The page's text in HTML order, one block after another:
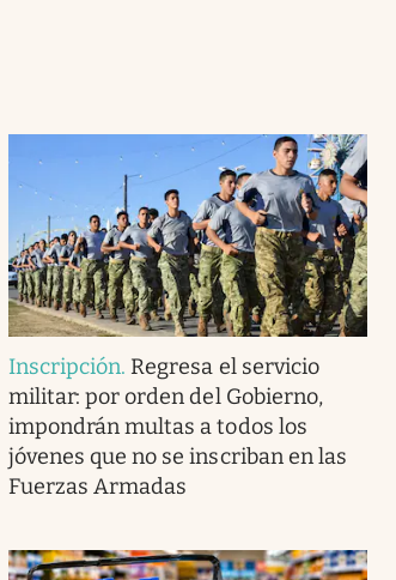
Inscripción. Regresa el servicio
militar: por orden del Gobierno,
impondrán multas a todos los
jóvenes que no se inscriban en las
Fuerzas Armadas